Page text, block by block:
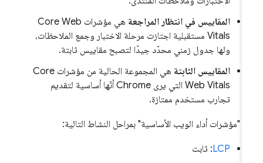
المقاييس في انتظار المراجعة
هي مؤشرات Core Web
Vitals مستقبلية اجتازت مرحلة الاختبار وجمع الملاحظات،
ولها جدول زمني محدّد جيدًا لتصبح مقاييس ثابتة.
المقاييس الثابتة
هي المجموعة الحالية من مؤشرات Core
Web Vitals التي يرى Chrome أنّها أساسية لتقديم
تجارب مستخدم ممتازة.
"مؤشرات أداء الويب الأساسية" بمراحل النشاط التالية:
LCP: ثابت